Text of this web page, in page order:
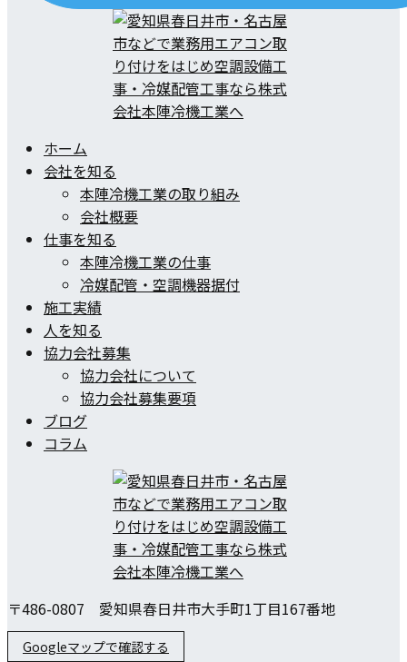
ホーム
会社を知る
本陣冷機工業の取り組み
会社概要
仕事を知る
本陣冷機工業の仕事
冷媒配管・空調機器据付
施工実績
人を知る
協力会社募集
協力会社について
協力会社募集要項
ブログ
コラム
〒486-0807 愛知県春日井市大手町1丁目167番地
Googleマップで確認する